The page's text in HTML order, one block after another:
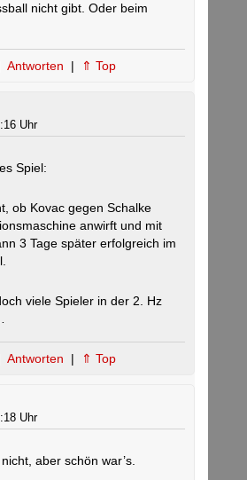
nicht gibt. Oder beim
Antworten | ⇑ Top
Uhr
Spiel:
ob Kovac gegen Schalke
anwirft und mit
3 Tage später erfolgreich im
viele Spieler in der 2. Hz
Antworten | ⇑ Top
Uhr
aber schön war’s.